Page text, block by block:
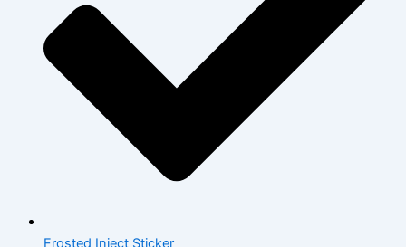
Frosted Inject Sticker